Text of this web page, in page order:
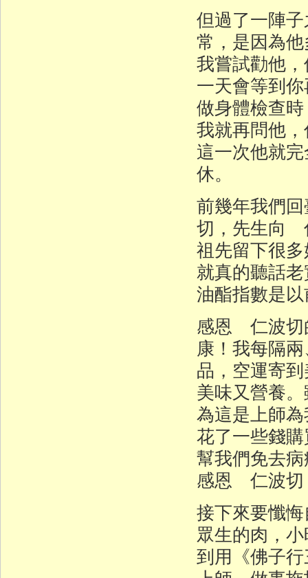
但過了一陣
常，是因為
我嘗試勸他
一天會等到
做身體檢查
我就再問他
這一次他就
休。
前幾年我們
切，先生向
祖先留下很
就真的聽話
油酯指數是
感恩 仁波切
康！我每隔
品，空運寄
美味又營養
為這是上師
花了一些錢
幫我們免去
感恩 仁波切
接下來要懺
眾生的肉，
到用《佛子